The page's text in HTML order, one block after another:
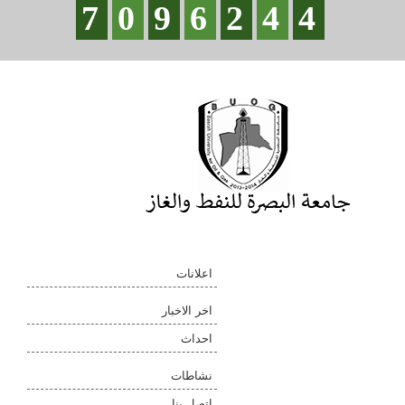
7 0 9 6 2 4 4
اعلانات
اخر الاخبار
احداث
نشاطات